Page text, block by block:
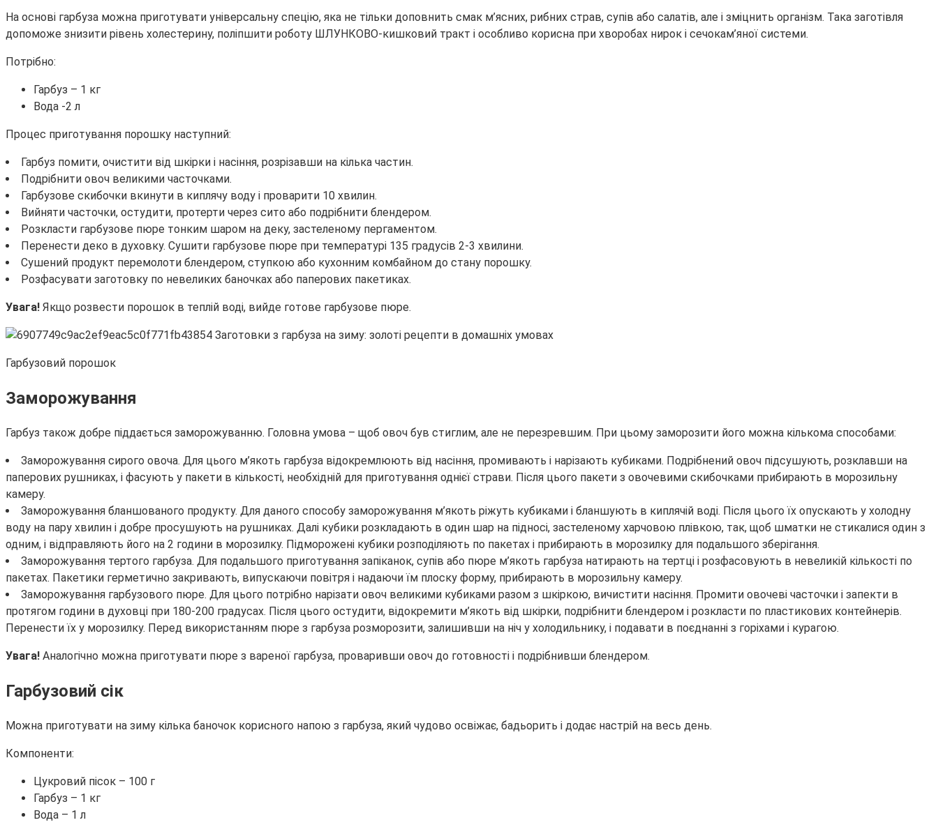
На основі гарбуза можна приготувати універсальну спецію, яка не тільки доповнить смак м’ясних, рибних страв, супів або салатів, але і зміцнить організм. Така заготівля
допоможе знизити рівень холестерину, поліпшити роботу ШЛУНКОВО-кишковий тракт і особливо корисна при хворобах нирок і сечокам’яної системи.
Потрібно:
Гарбуз – 1 кг
Вода -2 л
Процес приготування порошку наступний:
Гарбуз помити, очистити від шкірки і насіння, розрізавши на кілька частин.
Подрібнити овоч великими часточками.
Гарбузове скибочки вкинути в киплячу воду і проварити 10 хвилин.
Вийняти часточки, остудити, протерти через сито або подрібнити блендером.
Розкласти гарбузове пюре тонким шаром на деку, застеленому пергаментом.
Перенести деко в духовку. Сушити гарбузове пюре при температурі 135 градусів 2-3 хвилини.
Сушений продукт перемолоти блендером, ступкою або кухонним комбайном до стану порошку.
Розфасувати заготовку по невеликих баночках або паперових пакетиках.
Увага! Якщо розвести порошок в теплій воді, вийде готове гарбузове пюре.
Гарбузовий порошок
Заморожування
Гарбуз також добре піддається заморожуванню. Головна умова – щоб овоч був стиглим, але не перезревшим. При цьому заморозити його можна кількома способами:
Заморожування сирого овоча. Для цього м’якоть гарбуза відокремлюють від насіння, промивають і нарізають кубиками. Подрібнений овоч підсушують, розклавши на
паперових рушниках, і фасують у пакети в кількості, необхідній для приготування однієї страви. Після цього пакети з овочевими скибочками прибирають в морозильну
камеру.
Заморожування бланшованого продукту. Для даного способу заморожування м’якоть ріжуть кубиками і бланшують в киплячій воді. Після цього їх опускають у холодну
воду на пару хвилин і добре просушують на рушниках. Далі кубики розкладають в один шар на підносі, застеленому харчовою плівкою, так, щоб шматки не стикалися один з
одним, і відправляють його на 2 години в морозилку. Підморожені кубики розподіляють по пакетах і прибирають в морозилку для подальшого зберігання.
Заморожування тертого гарбуза. Для подальшого приготування запіканок, супів або пюре м’якоть гарбуза натирають на тертці і розфасовують в невеликій кількості по
пакетах. Пакетики герметично закривають, випускаючи повітря і надаючи їм плоску форму, прибирають в морозильну камеру.
Заморожування гарбузового пюре. Для цього потрібно нарізати овоч великими кубиками разом з шкіркою, вичистити насіння. Промити овочеві часточки і запекти в
протягом години в духовці при 180-200 градусах. Після цього остудити, відокремити м’якоть від шкірки, подрібнити блендером і розкласти по пластикових контейнерів.
Перенести їх у морозилку. Перед використанням пюре з гарбуза розморозити, залишивши на ніч у холодильнику, і подавати в поєднанні з горіхами і курагою.
Увага! Аналогічно можна приготувати пюре з вареної гарбуза, проваривши овоч до готовності і подрібнивши блендером.
Гарбузовий сік
Можна приготувати на зиму кілька баночок корисного напою з гарбуза, який чудово освіжає, бадьорить і додає настрій на весь день.
Компоненти:
Цукровий пісок – 100 г
Гарбуз – 1 кг
Вода – 1 л